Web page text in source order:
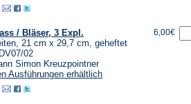
/ Bläser, 3 Expl.
21 cm x 29,7 cm, geheftet
02
Simon Kreuzpointner
Ausführungen erhältlich
6,00€